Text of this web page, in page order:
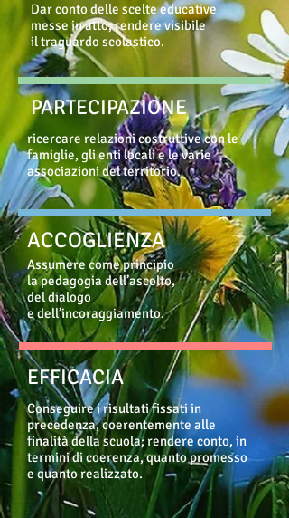
Dar conto delle scelte educative
messe in atto; rendere visibile
il traguardo scolastico.
PARTECIPAZIONE
ricercare relazioni costruttive con le
famiglie, gli enti locali e le varie
associazioni del territorio.
ACCOGLIENZA
Assumere come principio
la pedagogia dell’ascolto,
del dialogo
e dell’incoraggiamento.
EFFICACIA
Conseguire i risultatifissati in
precedenza, coerentemente alle
finalità della scuola; rendere conto, in
termini di coerenza, quanto promesso
e quanto realizzato.